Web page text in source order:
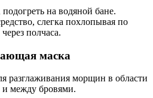
на водяной бане.
слегка похлопывая по
полчаса.
маска
разглаживания морщин в области
и между бровями.